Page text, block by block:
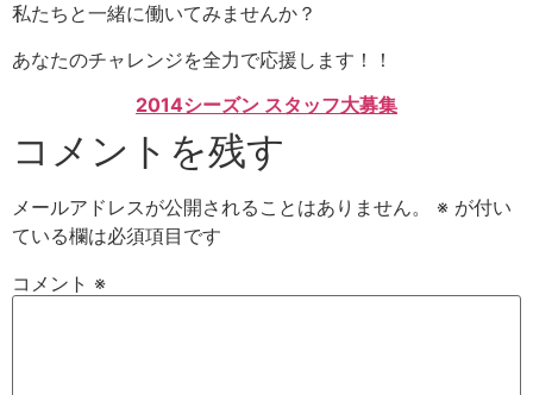
私たちと一緒に働いてみませんか？
あなたのチャレンジを全力で応援します！！
2014シーズン スタッフ大募集
コメントを残す
メールアドレスが公開されることはありません。 ※ が付い
ている欄は必須項目です
コメント ※